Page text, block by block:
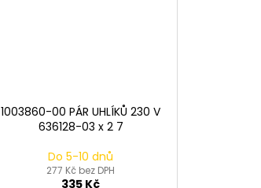
1003860-00 PÁR UHLÍKŮ 230 V
636128-03 x 2 7
Do 5-10 dnů
277 Kč bez DPH
335 Kč